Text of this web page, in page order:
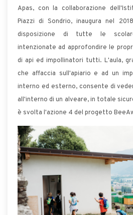
Apas, con la collaborazione
Piazzi di Sondrio, inaugura nel
disposizione di tutte le
intenzionate ad approfondire le
di api ed impollinatori tutti. L'aula,
che affaccia sull'apiario e ad un
interno ed esterno, consente di
all'interno di un alveare, in totale
è svolta l'azione 4 del progetto